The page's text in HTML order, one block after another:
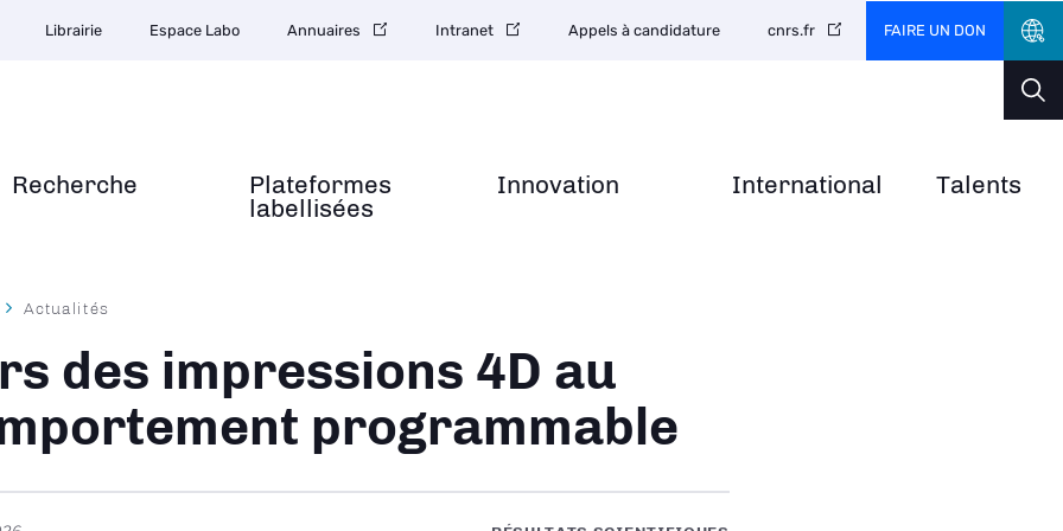
Recherche
Plateformes
labellisées
Innovation International Talents
Librairie Espace Labo Annuaires Intranet Appels à candidature cnrs.fr FAIRE UN DON
Actualités
des impressions 4D au
programmable